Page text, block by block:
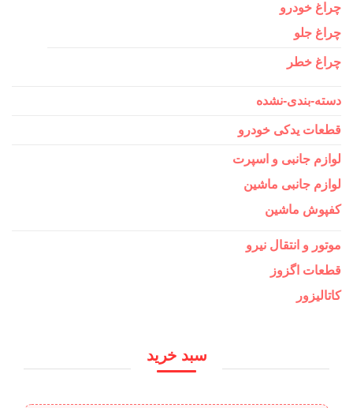
چراغ خودرو
چراغ جلو
چراغ خطر
دسته-بندی-نشده
قطعات یدکی خودرو
لوازم جانبی و اسپرت
لوازم جانبی ماشین
کفپوش ماشین
موتور و انتقال نیرو
قطعات اگزوز
کاتالیزور
سبد خرید